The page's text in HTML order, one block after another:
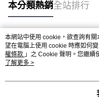
本分類熱銷全站排行
熱門標籤
本網站中使用 cookie，欲查詢有
望在電腦上使用 cookie 時應如何
權條款 」之 Cookie 聲明。您繼續
用條款之 Cookie 聲明使用 cookie。
了解更多 >